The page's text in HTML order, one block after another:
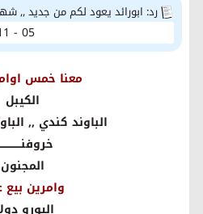
رد: ابورائد يعود لكم من جديد ,,
05 - 11 - 2015,
معنا خمس
الكيبل
الباوند كندي ,,
المجنون
وامرين
اليورو